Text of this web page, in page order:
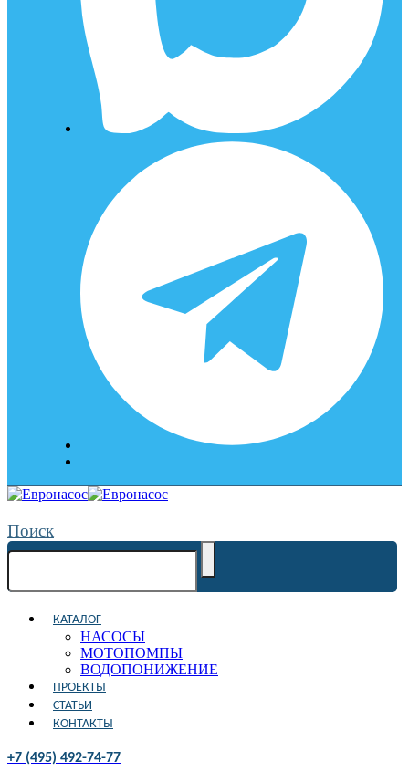
Поиск
КАТАЛОГ
НАСОСЫ
МОТОПОМПЫ
ВОДОПОНИЖЕНИЕ
ПРОЕКТЫ
СТАТЬИ
КОНТАКТЫ
+7 (495) 492-74-77